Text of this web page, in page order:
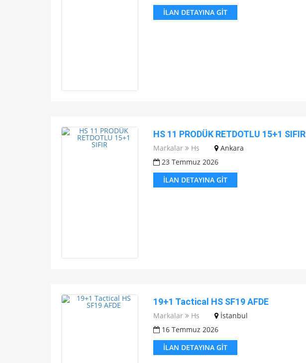
İLAN DETAYINA GIT
HS 11 PRODÜK RETDOTLU 15+1 SIFIR
Markalar Hs
Ankara
23 Temmuz 2026
İLAN DETAYINA GIT
19+1 Tactical HS SF19 AFDE
Markalar Hs
İstanbul
16 Temmuz 2026
İLAN DETAYINA GIT